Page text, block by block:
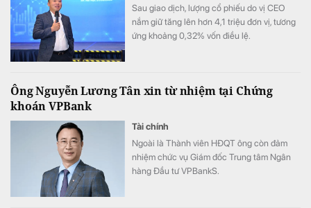
Sau giao dịch, lượng cổ phiếu do vị CEO
nắm giữ tăng lên hơn 4,1 triệu đơn vị, tương
ứng khoảng 0,32% vốn điều lệ.
Ông Nguyễn Lương Tân xin từ nhiệm tại Chứng
khoán VPBank
Tài chính
Ngoài là Thành viên HĐQT ông còn đảm
nhiệm chức vụ Giám đốc Trung tâm Ngân
hàng Đầu tư VPBankS.